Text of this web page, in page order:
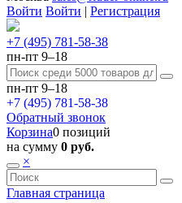
Войти Войти | Регистрация
+7 (495) 781-58-38
пн-пт 9–18
пн-пт 9–18
+7 (495) 781-58-38
Обратный звонок
Корзина0 позиций
на сумму 0 руб.
×
Главная страница